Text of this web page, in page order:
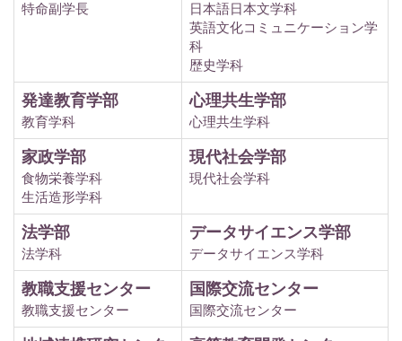
特命副学長
日本語日本文学科
英語文化コミュニケーション学
科
歴史学科
発達教育学部
教育学科
心理共生学部
心理共生学科
家政学部
食物栄養学科
生活造形学科
現代社会学部
現代社会学科
法学部
法学科
データサイエンス学部
データサイエンス学科
教職支援センター
教職支援センター
国際交流センター
国際交流センター